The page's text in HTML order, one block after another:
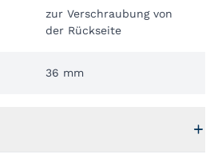
zur Verschraubung von
der Rückseite
36 mm